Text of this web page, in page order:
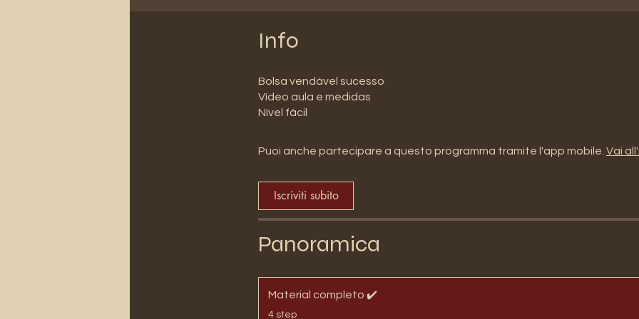
Info
Bolsa vendável sucesso
Vídeo aula e medidas
Nível fácil
Puoi anche partecipare a questo programma tramite l'app mobile. Vai
Iscriviti subito
Panoramica
Material completo ✔️
.
4 step